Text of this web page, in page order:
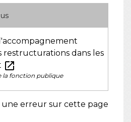
restructurations dans les
open_in_new
la fonction publique
une erreur sur cette page